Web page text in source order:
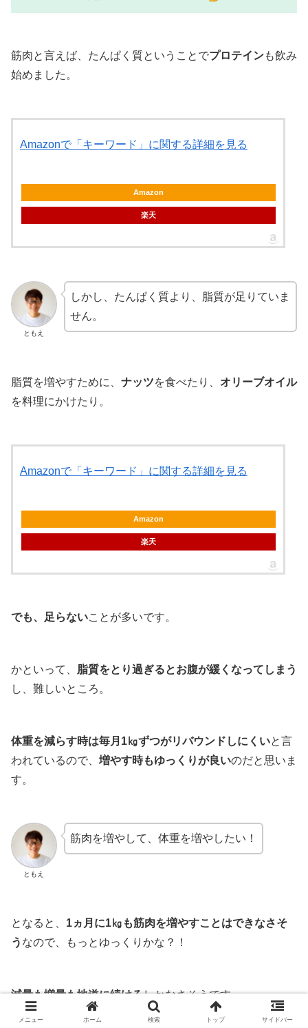
筋肉と言えば、たんぱく質ということでプロテインも飲み
始めました。
Amazonで「キーワード」に関する詳細を見る
Amazon
楽天
ともえ
しかし、たんぱく質より、脂質が足りていま
せん。
脂質を増やすために、 ナッツを食べたり、 オリーブオイル
を料理にかけたり。
Amazonで「キーワード」に関する詳細を見る
Amazon
楽天
でも、足らないことが多いです。
かといって、 脂質をとり過ぎるとお腹が緩くなってしまう
し、難しいところ。
体重を減らす時は毎月1㎏ずつがリバウンドしにくいと言
われているので、 増やす時もゆっくりが良いのだと思いま
す。
ともえ
筋肉を増やして、体重を増やしたい！
となると、 1ヵ月に1㎏も筋肉を増やすことはできなさそ
う なので、もっとゆっくりかな？！
減量も増量も地道に続けるしかなさそうです。
メニュー ホーム 検索 トップ サイドバー